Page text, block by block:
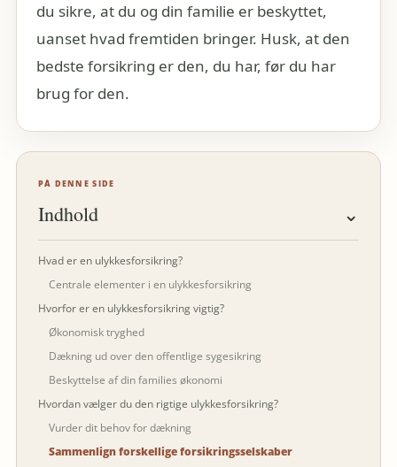
du sikre, at du og din familie er beskyttet,
uanset hvad fremtiden bringer. Husk, at den
bedste forsikring er den, du har, før du har
brug for den.
PÅ DENNE SIDE
Indhold ⌄
Hvad er en ulykkesforsikring?
Centrale elementer i en ulykkesforsikring
Hvorfor er en ulykkesforsikring vigtig?
Økonomisk tryghed
Dækning ud over den offentlige sygesikring
Beskyttelse af din families økonomi
Hvordan vælger du den rigtige ulykkesforsikring?
Vurder dit behov for dækning
Sammenlign forskellige forsikringsselskaber